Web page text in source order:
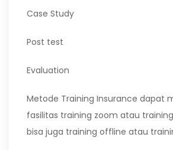
Case Study
Post test
Evaluation
Metode Training Insurance dapat
fasilitas training zoom atau
bisa juga training offline atau